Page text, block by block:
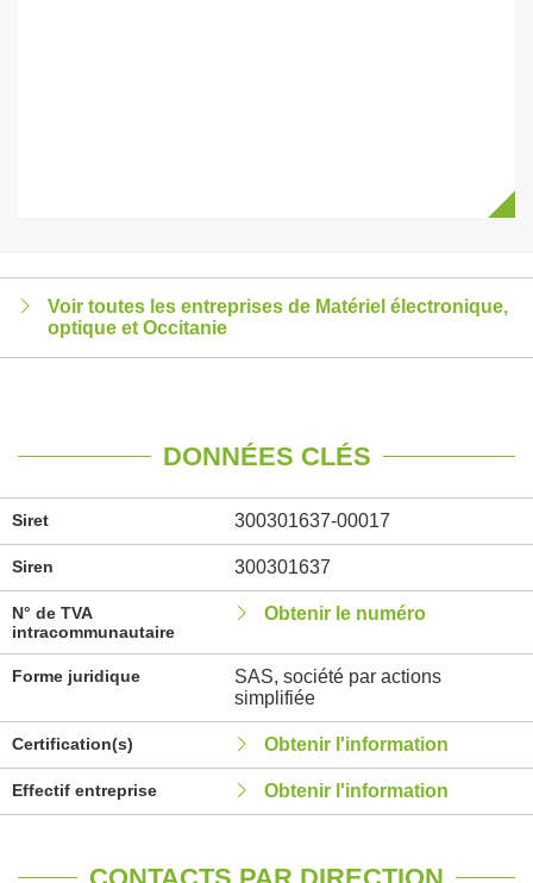
Voir toutes les entreprises de Matériel électronique,
optique et Occitanie
DONNÉES CLÉS
Siret 300301637-00017
Siren 300301637
N° de TVA
intracommunautaire
Obtenir le numéro
Forme juridique
SAS, société par actions
simplifiée
Certification(s) Obtenir l'information
Effectif entreprise Obtenir l'information